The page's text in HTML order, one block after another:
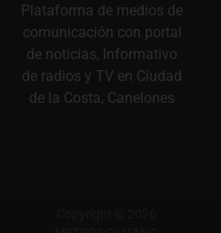
Plataforma de medios de
comunicación con portal
de noticias, Informativo
de radios y TV en Ciudad
de la Costa, Canelones